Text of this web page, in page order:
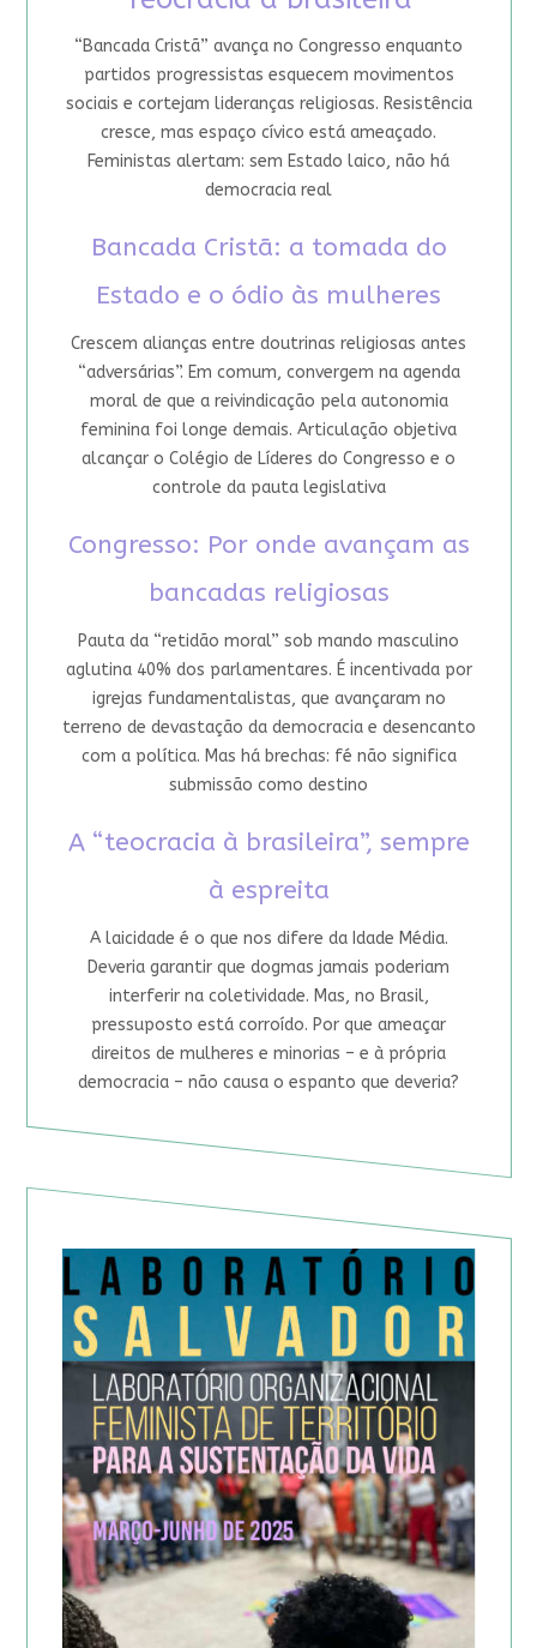
“Bancada Cristã” avança no Congresso enquanto
partidos progressistas esquecem movimentos
sociais e cortejam lideranças religiosas. Resistência
cresce, mas espaço cívico está ameaçado.
Feministas alertam: sem Estado laico, não há
democracia real
Bancada Cristã: a tomada do
Estado e o ódio às mulheres
Crescem alianças entre doutrinas religiosas antes
“adversárias”. Em comum, convergem na agenda
moral de que a reivindicação pela autonomia
feminina foi longe demais. Articulação objetiva
alcançar o Colégio de Líderes do Congresso e o
controle da pauta legislativa
Congresso: Por onde avançam as
bancadas religiosas
Pauta da “retidão moral” sob mando masculino
aglutina 40% dos parlamentares. É incentivada por
igrejas fundamentalistas, que avançaram no
terreno de devastação da democracia e desencanto
com a política. Mas há brechas: fé não significa
submissão como destino
A “teocracia à brasileira”, sempre
à espreita
A laicidade é o que nos difere da Idade Média.
Deveria garantir que dogmas jamais poderiam
interferir na coletividade. Mas, no Brasil,
pressuposto está corroído. Por que ameaçar
direitos de mulheres e minorias – e à própria
democracia – não causa o espanto que deveria?